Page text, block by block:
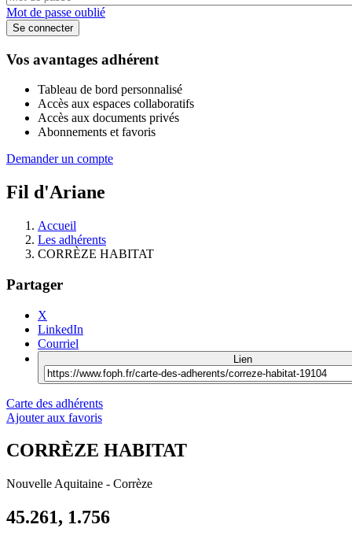
Mot de passe oublié
Vos avantages adhérent
Tableau de bord personnalisé
Accès aux espaces collaboratifs
Accès aux documents privés
Abonnements et favoris
Demander un compte
Fil d'Ariane
Accueil
Les adhérents
CORRÈZE HABITAT
Partager
X
LinkedIn
Courriel
Lien
Carte des adhérents
Ajouter aux favoris
CORRÈZE HABITAT
Nouvelle Aquitaine - Corrèze
45.261, 1.756